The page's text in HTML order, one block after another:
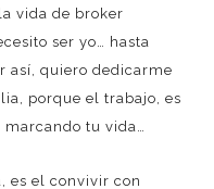
vida de broker
ser yo… hasta
así, quiero dedicarme
porque el trabajo, es
marcando tu vida…
es el convivir con